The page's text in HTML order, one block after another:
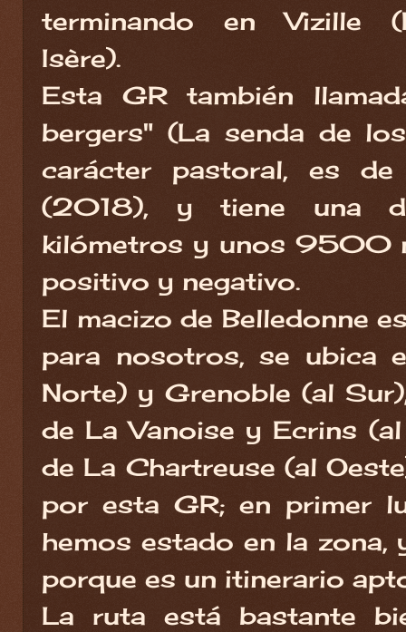
terminando en Vizille
Isère).
Esta GR también
bergers" (La senda de
carácter pastoral, es de
(2018), y tiene una
kilómetros y unos 9500
positivo y negativo.
El macizo de Belledonne
para nosotros, se ubica
Norte) y Grenoble (al
de La Vanoise y Ecrins
de La Chartreuse (al
por esta GR; en primer
hemos estado en la zona,
porque es un itinerario
La ruta está bastante